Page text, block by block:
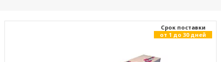
Cрок поставки
от 1 до 30 дней